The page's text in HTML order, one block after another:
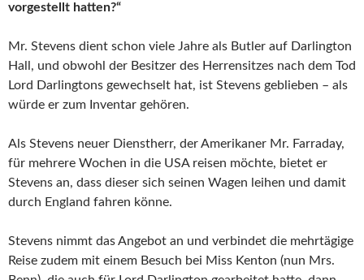
vorgestellt hatten?“
Mr. Stevens dient schon viele Jahre als Butler auf Darlington
Hall, und obwohl der Besitzer des Herrensitzes nach dem Tod
Lord Darlingtons gewechselt hat, ist Stevens geblieben – als
würde er zum Inventar gehören.
Als Stevens neuer Dienstherr, der Amerikaner Mr. Farraday,
für mehrere Wochen in die USA reisen möchte, bietet er
Stevens an, dass dieser sich seinen Wagen leihen und damit
durch England fahren könne.
Stevens nimmt das Angebot an und verbindet die mehrtägige
Reise zudem mit einem Besuch bei Miss Kenton (nun Mrs.